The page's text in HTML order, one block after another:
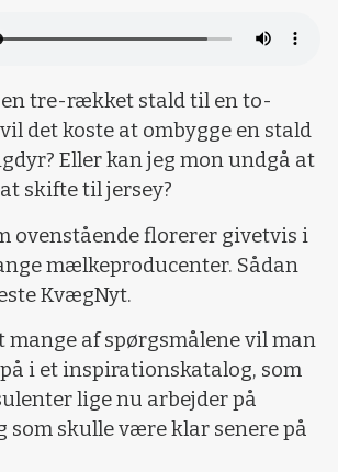
en tre-rækket stald til en to-
det koste at ombygge en stald
Eller kan jeg mon undgå at
skifte til jersey?
ovenstående florerer givetvis i
mælkeproducenter. Sådan
KvægNyt.
mange af spørgsmålene vil man
i et inspirationskatalog, som
lige nu arbejder på
som skulle være klar senere på